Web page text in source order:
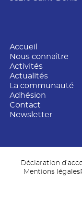
Accueil
Nous connaître
Activités
Actualités
La communauté
Adhésion
Contact
Newsletter
Déclaration
Mentions légales